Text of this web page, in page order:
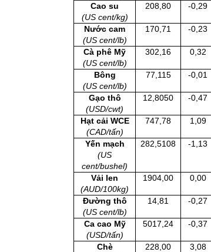
Cao su
(US cent/kg)
208,80 -0,29
Nước cam
(US cent/lb)
170,71 -0,23
Cà phê Mỹ
(US cent/lb)
302,16 0,32
Bông
(US cent/lb)
77,115 -0,01
Gạo thô
(USD/cwt)
12,8050 -0,47
Hạt cải WCE
(CAD/tấn)
747,78 1,09
Yến mạch
(US
cent/bushel)
282,5108 -1,13
Vải len
(AUD/100kg)
1904,00 0,00
Đường thô
(US cent/lb)
14,81 -0,27
Ca cao Mỹ
(USD/tấn)
5017,24 -0,37
Chè
228,00 3,08